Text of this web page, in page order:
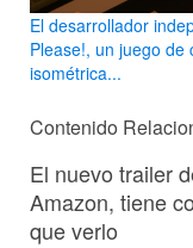
El desarrollador
Please!, un juego
isométrica...
Contenido
El nuevo trailer
Amazon, tiene
que verlo